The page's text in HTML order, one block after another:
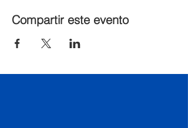
Compartir este evento